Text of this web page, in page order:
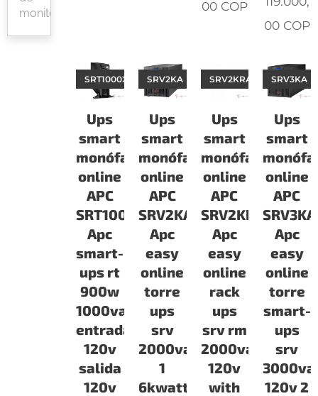
monitoreo
00COP
00COP
Ups
smart
monófasicas
online
APC
SRT1000XLA
Apc
smart-
ups rt
900w
1000va
entrada
120v
salida
120v
SRT1000XLA
Ups
smart
monófasicas
online
APC
SRV2KA
Apc
easy
online
torre
ups
srv
2000va
1
6kwatts
SRV2KA
Ups
smart
monófasicas
online
APC
SRV2KRARK
Apc
easy
online
rack
ups
srv rm
2000va
120v
with
SRV2KRARK
Ups
smart
online
APC
SRV3KA
Apc
easy
online
torre
smart-
ups
srv
3000va
120v 2
SRV3KA